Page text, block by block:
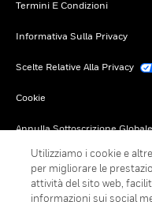
Termini E Condizioni
Informativa Sulla Privacy
Scelte Relative Alla Privacy
Cookie
Annulla Sottoscrizione Globale
Utilizziamo i cookie e
per migliorare le
attività del sito web,
informazioni sui social